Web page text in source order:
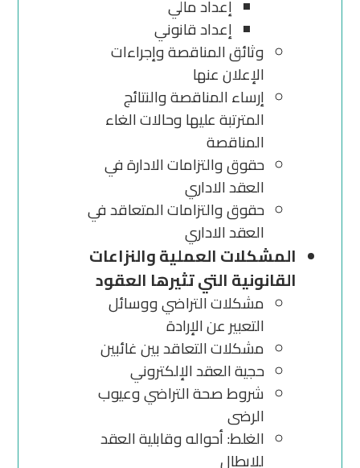
إعداد مالي
إعداد قانوني
وثائق المناقصة وإجراءات
الإعلان عنها
إرساء المناقصة والنتائج
المترتبة عليها وحالات الغاء
المناقصة
حقوق والتزامات الادارة في
العقد الاداري
حقوق والتزامات المتعاقد في
العقد الاداري
المشكلات العملية والنزاعات
القانونية التي تثيرها العقود
مشكلات التراضي ووسائل
التعبير عن الإرادة
مشكلات التعاقد بين غائبين
حجية العقد الإلكتروني
شروط صحة التراضي وعيوب
الرضى
الغلط: أحواله وقابلية العقد
للابطال